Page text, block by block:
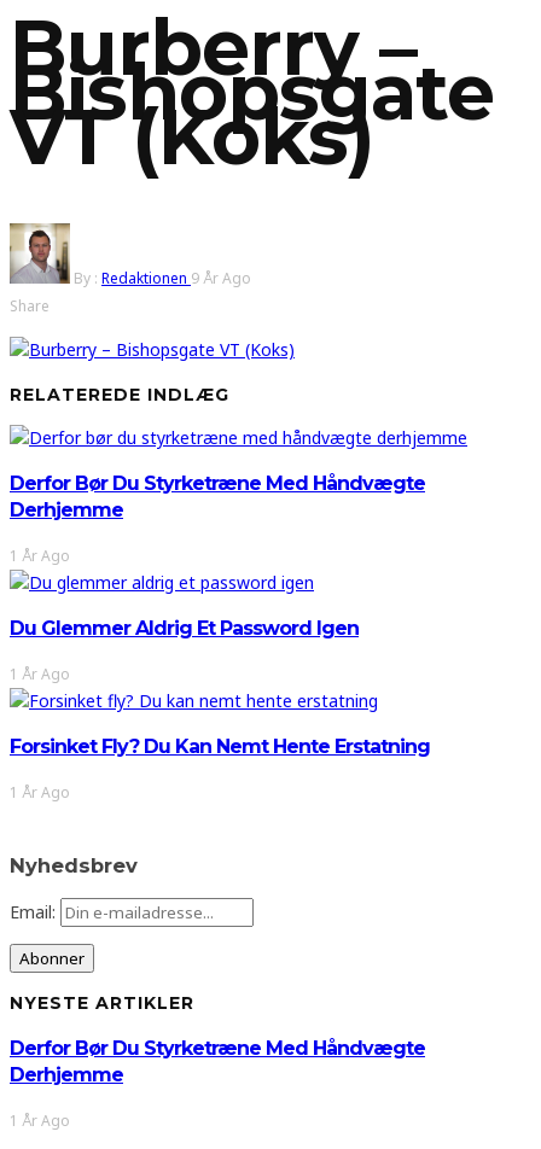
Burberry –
Bishopsgate
VT (Koks)
By : Redaktionen 9 År Ago
Share
RELATEREDE INDLÆG
Derfor Bør Du Styrketræne Med Håndvægte
Derhjemme
1 År Ago
Du Glemmer Aldrig Et Password Igen
1 År Ago
Forsinket Fly? Du Kan Nemt Hente Erstatning
1 År Ago
Nyhedsbrev
Email:
NYESTE ARTIKLER
Derfor Bør Du Styrketræne Med Håndvægte
Derhjemme
1 År Ago